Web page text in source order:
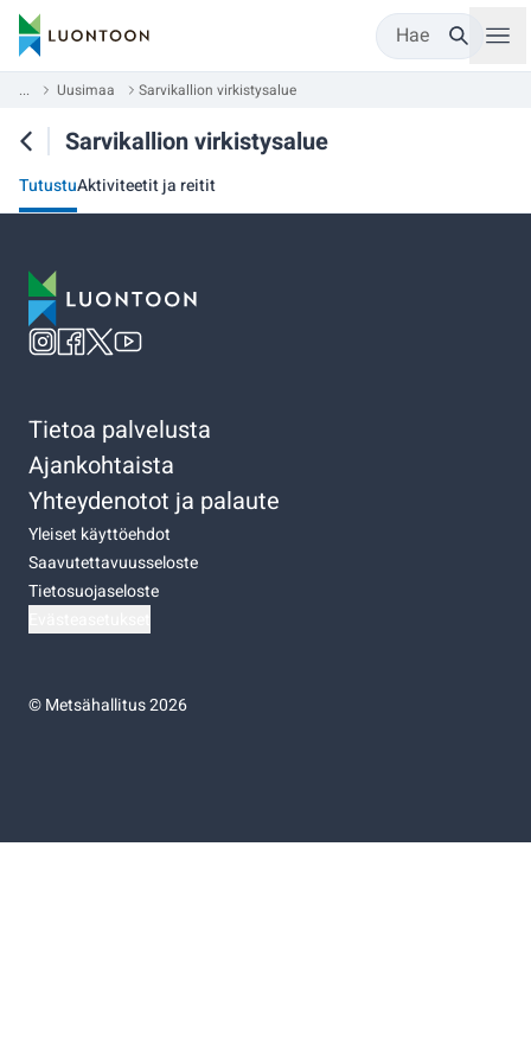
Hae
... Uusimaa Sarvikallion virkistysalue
Sarvikallion virkistysalue
TutustuAktiviteetit ja reitit
Tietoa palvelusta
Ajankohtaista
Yhteydenotot ja palaute
Yleiset käyttöehdot
Saavutettavuusseloste
Tietosuojaseloste
©Metsähallitus 2026